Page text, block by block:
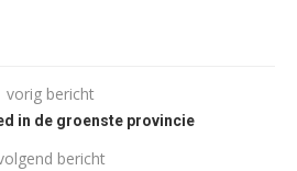
vorig bericht
in de groenste provincie
bericht